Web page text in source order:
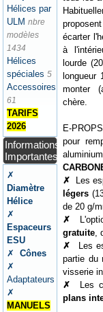
Hélices par
ULM nbre
modèles
1434
Hélices
spéciales 5
Accessoires
61
TARIFS
2026
Informations
Importantes
✗
Diamètre
Hélice
✗
Espaceurs
ESU
✗
Cônes
✗
Adaptateurs
✗
MANUELS
écarter
à
lourde
longueur
monter
chère.
E-
pour
✗ Les
légers
de 20 g/
✗
gratuite
✗ Les
partie du
visserie
✗ Les
plans